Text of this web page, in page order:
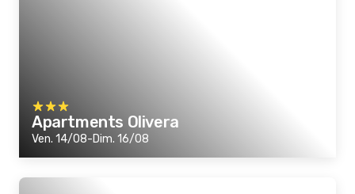
Apartments Olivera
Ven. 14/08-Dim. 16/08